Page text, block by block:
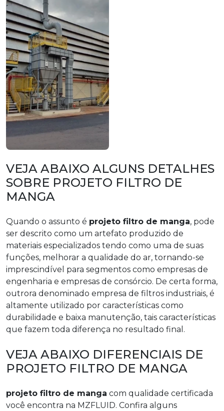
VEJA ABAIXO ALGUNS DETALHES
SOBRE PROJETO FILTRO DE
MANGA
Quando o assunto é projeto filtro de manga, pode
ser descrito como um artefato produzido de
materiais especializados tendo como uma de suas
funções, melhorar a qualidade do ar, tornando-se
imprescindível para segmentos como empresas de
engenharia e empresas de consórcio. De certa forma,
outrora denominado empresa de filtros industriais, é
altamente utilizado por características como
durabilidade e baixa manutenção, tais características
que fazem toda diferença no resultado final.
VEJA ABAIXO DIFERENCIAIS DE
PROJETO FILTRO DE MANGA
projeto filtro de manga com qualidade certificada
você encontra na MZFLUID. Confira alguns